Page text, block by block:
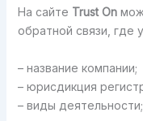
На сайте Trust On
обратной связи, где
– название компании;
– юрисдикция
– виды деятельности;